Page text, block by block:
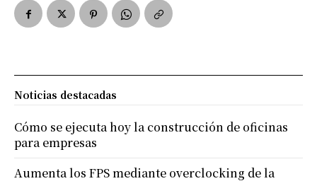
Noticias destacadas
Cómo se ejecuta hoy la construcción de oficinas
para empresas
Aumenta los FPS mediante overclocking de la